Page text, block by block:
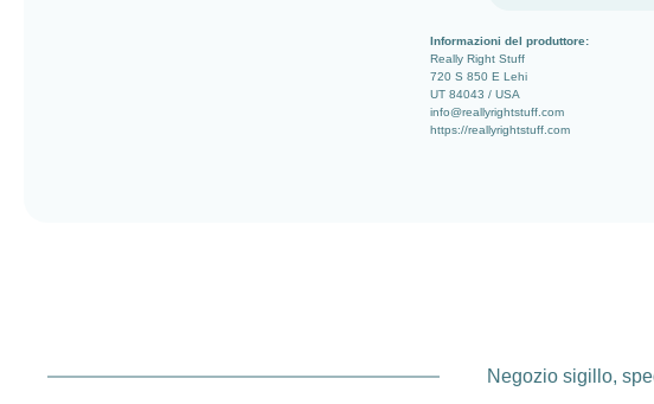
Informazioni del produttore:
Really Right Stuff
720 S 850 E Lehi
UT 84043 / USA
info@reallyrightstuff.com
https://reallyrightstuff.com
Negozio sigillo,